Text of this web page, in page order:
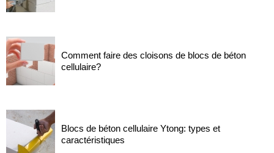
Comment faire des cloisons de blocs de béton
cellulaire?
Blocs de béton cellulaire Ytong: types et
caractéristiques